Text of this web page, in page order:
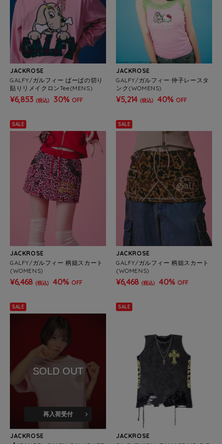
JACKROSE
GALFY/ガルフィー ばーばの切り
貼りリメイクロンTee(MENS)
¥6,853 (税込) 30% OFF
JACKROSE
GALFY/ガルフィー 仲子レースタ
ンク(WOMENS)
¥5,214 (税込) 40% OFF
SALE
JACKROSE
GALFY/ガルフィー 柄姐スカート
(WOMENS)
¥6,468 (税込) 40% OFF
SALE
JACKROSE
GALFY/ガルフィー 柄姐スカート
(WOMENS)
¥6,468 (税込) 40% OFF
SALE
SOLD OUT
再入荷受付
JACKROSE
SALE
JACKROSE